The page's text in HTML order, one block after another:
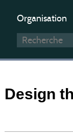
Organisation
Design